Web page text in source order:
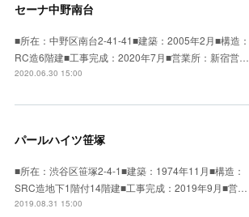
セーナ中野南台
■所在：中野区南台2-41-41■建築：2005年2月■構造：
RC造6階建■工事完成：2020年7月■営業所：新宿営…
2020.06.30 15:00
パールハイツ笹塚
■所在：渋谷区笹塚2-4-1■建築：1974年11月■構造：
SRC造地下1階付14階建■工事完成：2019年9月■営…
2019.08.31 15:00